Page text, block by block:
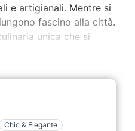
e artigianali. Mentre si
fascino alla città.
unica che si
Chic & Elegante